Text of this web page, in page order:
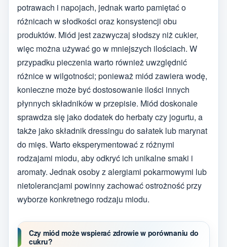
potrawach i napojach, jednak warto pamiętać o
różnicach w słodkości oraz konsystencji obu
produktów. Miód jest zazwyczaj słodszy niż cukier,
więc można używać go w mniejszych ilościach. W
przypadku pieczenia warto również uwzględnić
różnice w wilgotności; ponieważ miód zawiera wodę,
konieczne może być dostosowanie ilości innych
płynnych składników w przepisie. Miód doskonale
sprawdza się jako dodatek do herbaty czy jogurtu, a
także jako składnik dressingu do sałatek lub marynat
do mięs. Warto eksperymentować z różnymi
rodzajami miodu, aby odkryć ich unikalne smaki i
aromaty. Jednak osoby z alergiami pokarmowymi lub
nietolerancjami powinny zachować ostrożność przy
wyborze konkretnego rodzaju miodu.
Czy miód może wspierać zdrowie w porównaniu do
cukru?